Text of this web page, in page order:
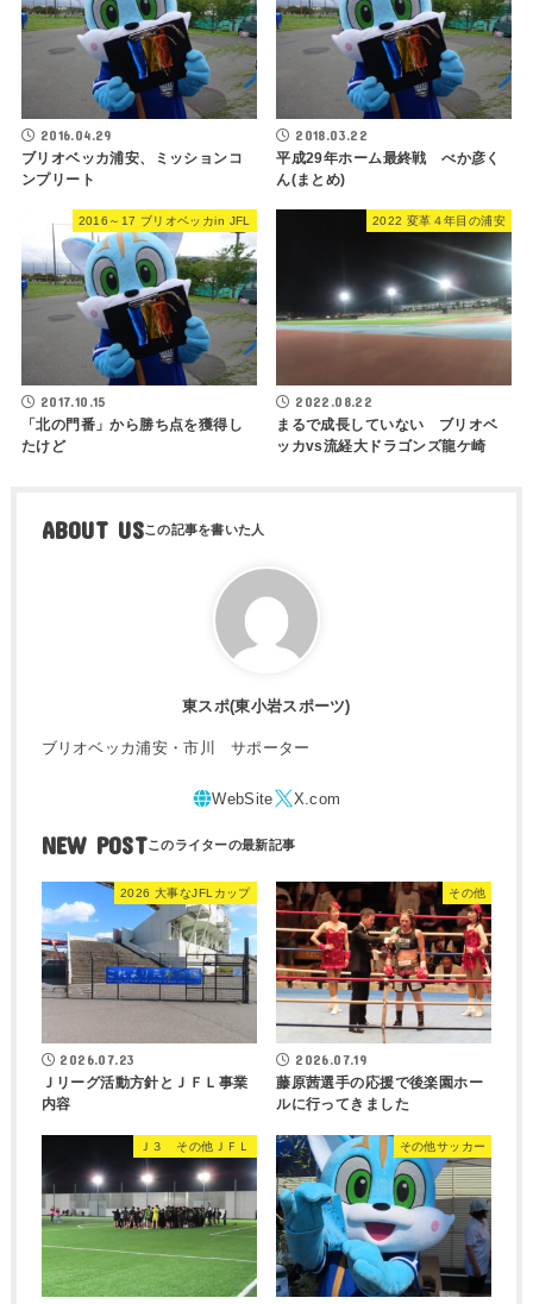
2016.04.29
ブリオベッカ浦安、ミッションコ
ンプリート
2018.03.22
平成29年ホーム最終戦 べか彦く
ん(まとめ)
2016～17 ブリオベッカin JFL
2017.10.15
「北の門番」から勝ち点を獲得し
たけど
2022 変革４年目の浦安
2022.08.22
まるで成長していない ブリオベ
ッカvs流経大ドラゴンズ龍ケ崎
ABOUT US
東スポ(東小岩スポーツ)
ブリオベッカ浦安・市川 サポーター
NEW POST
2026 大事なJFLカップ
2026.07.23
Ｊリーグ活動方針とＪＦＬ事業
内容
その他
2026.07.19
藤原茜選手の応援で後楽園ホー
ルに行ってきました
Ｊ３ その他ＪＦＬ その他サッカー